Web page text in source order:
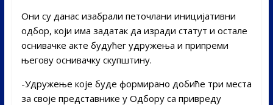
Они су данас изабрали петочлани иницијативни
одбор, који има задатак да изради статут и остале
оснивачке акте будућег удружења и припреми
његову оснивачку скупштину.
-Удружење које буде формирано добиће три места
за своје представнике у Одбору са привреду